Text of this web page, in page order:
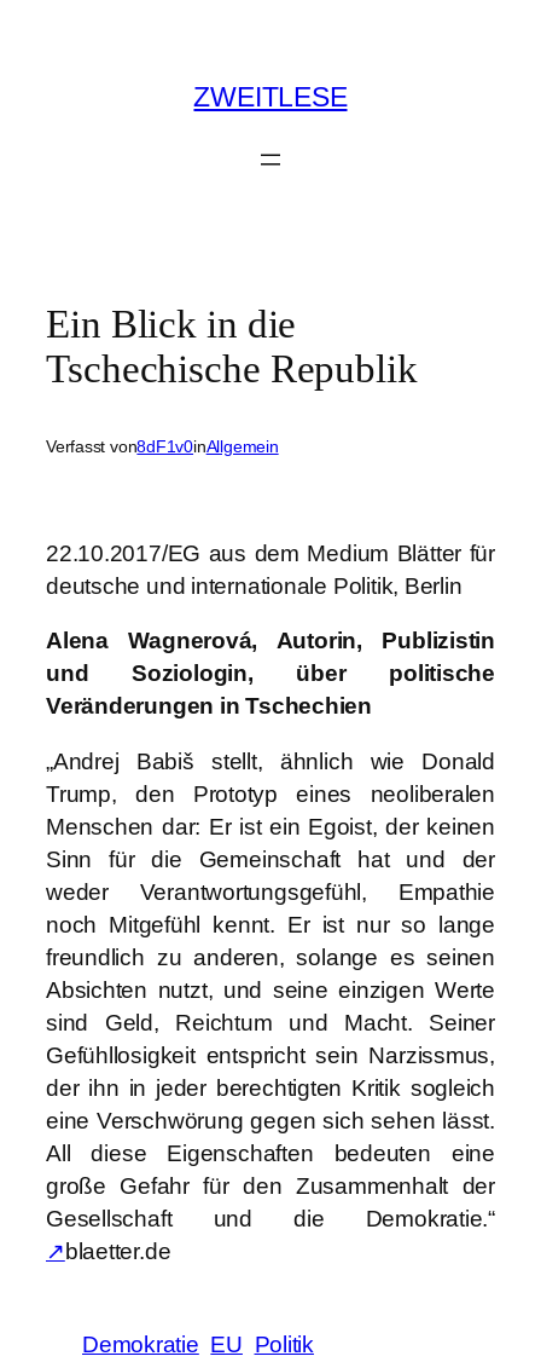
ZWEITLESE
Ein Blick in die
Tschechische Republik
Verfasst von8dF1v0inAllgemein
22.10.2017/EG aus dem Medium Blätter für
deutsche und internationale Politik, Berlin
Alena Wagnerová, Autorin, Publizistin
und Soziologin, über politische
Veränderungen in Tschechien
„Andrej Babiš stellt, ähnlich wie Donald
Trump, den Prototyp eines neoliberalen
Menschen dar: Er ist ein Egoist, der keinen
Sinn für die Gemeinschaft hat und der
weder Verantwortungsgefühl, Empathie
noch Mitgefühl kennt. Er ist nur so lange
freundlich zu anderen, solange es seinen
Absichten nutzt, und seine einzigen Werte
sind Geld, Reichtum und Macht. Seiner
Gefühllosigkeit entspricht sein Narzissmus,
der ihn in jeder berechtigten Kritik sogleich
eine Verschwörung gegen sich sehen lässt.
All diese Eigenschaften bedeuten eine
große Gefahr für den Zusammenhalt der
Gesellschaft und die Demokratie.“
↗blaetter.de
Demokratie EU Politik